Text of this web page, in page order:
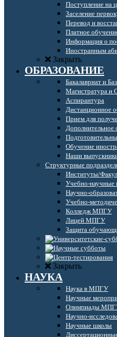
Поступление на
Заселение
Перевод и
Платное
Информация о
Иностранным
Закрыть
ОБРАЗОВАНИЕ
Бакалавриат и
Магистратура и
Аспирантура
Дистанционное
Прием для
Дополнительное
Обучение
Наши
Структурные
Институты/
Учебно-научные
Научно-
Учебно-
Колледж МПГУ
Лицей МПГУ
Защита
Закрыть
НАУКА
Наука в МПГУ
Научные
Олимпиады
Научно-
Научные школы